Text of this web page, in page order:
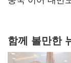
함께 볼만한